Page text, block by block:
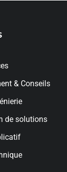
& Conseils
de solutions